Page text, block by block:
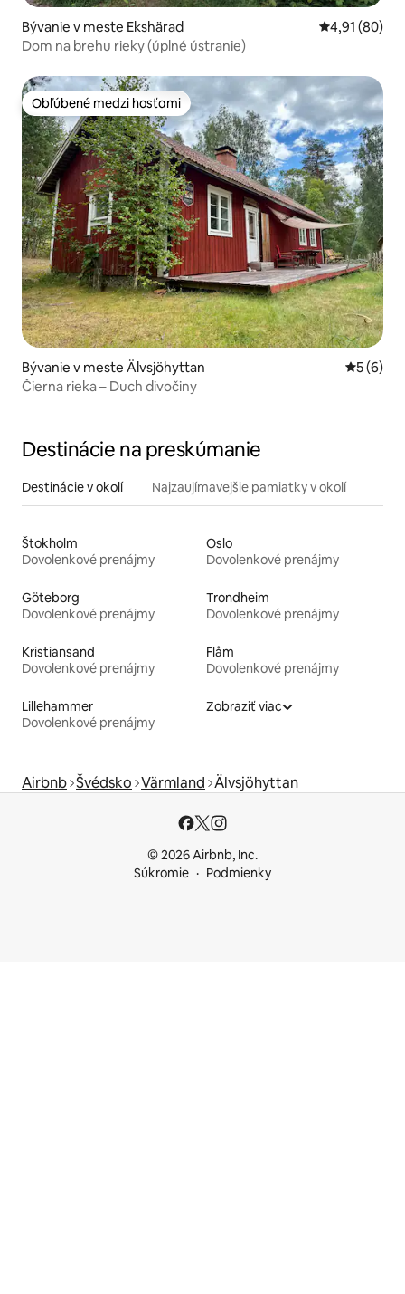
Bývanie v meste Ekshärad Priemerné
4,91 (80)
Dom na brehu rieky (úplné ústranie)
Obľúbené medzi hosťami
Obľúbené medzi hosťami
Bývanie v meste Älvsjöhyttan
5 (6)
Čierna rieka – Duch divočiny
Destinácie na preskúmanie
Destinácie v okolí Najzaujímavejšie pamiatky v okolí
Štokholm
Dovolenkové prenájmy
Oslo
Dovolenkové prenájmy
Göteborg
Dovolenkové prenájmy
Trondheim
Dovolenkové prenájmy
Kristiansand
Dovolenkové prenájmy
Flåm
Dovolenkové prenájmy
Lillehammer
Dovolenkové prenájmy
Zobraziť viac
Airbnb Švédsko Värmland Älvsjöhyttan
© 2026 Airbnb, Inc.
Súkromie
Podmienky